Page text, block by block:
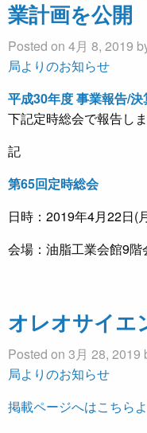
業計画を公開
Posted on 4月 8, 2019
局よりのお知らせ
平成30年度 事業報告/決
下記定時総会で報告しま
記
第65回定時総会
日時：2019年4月22日(
会場：油脂工業会館9階
オレオサイエ
Posted on 3月 28, 2019
局よりのお知らせ
掲載ページへはこちら